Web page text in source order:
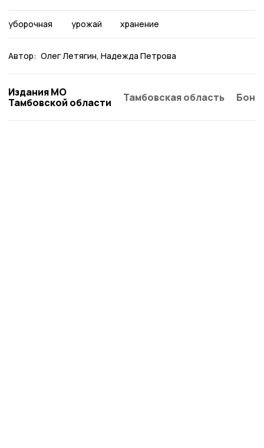
уборочная урожай хранение
Автор: Олег Летягин, Надежда Петрова
Издания МО
Тамбовской области
Тамбовская область